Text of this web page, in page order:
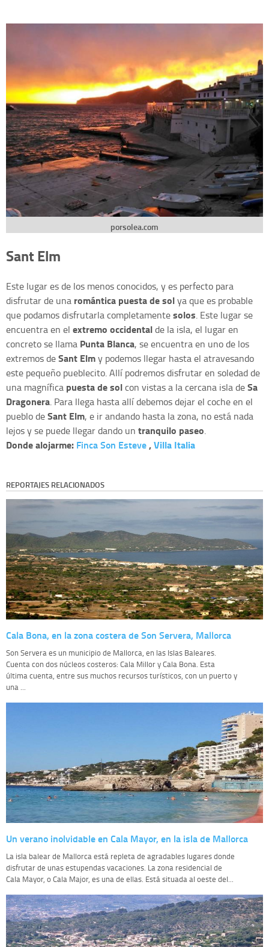
porsolea.com
Sant Elm
Este lugar es de los menos conocidos, y es perfecto para
disfrutar de una romántica puesta de solya que es probable
que podamos disfrutarla completamentesolos. Este lugar se
encuentra en el extremo occidentalde la isla, el lugar en
concreto se llama Punta Blanca, se encuentra en uno de los
extremos deSant Elmy podemos llegar hasta el atravesando
este pequeño pueblecito. Allí podremos disfrutar en soledad de
una magnífica puesta de solcon vistas a la cercana isla deSa
Dragonera. Para llega hasta allí debemos dejar el coche en el
pueblo deSant Elm, e ir andando hasta la zona, no está nada
lejos y se puede llegar dando un tranquilo paseo.
Donde alojarme: Finca Son Esteve,Villa Italia
REPORTAJES RELACIONADOS
Cala Bona, en la zona costera de Son Servera, Mallorca
Son Servera es un municipio de Mallorca, en las Islas Baleares.
Cuenta con dos núcleos costeros: Cala Millor y Cala Bona. Esta
última cuenta, entre sus muchos recursos turísticos, con un puerto y
una ...
Un verano inolvidable en Cala Mayor, en la isla de Mallorca
La isla balear de Mallorca está repleta de agradables lugares donde
disfrutar de unas estupendas vacaciones. La zona residencial de
Cala Mayor, o Cala Major, es una de ellas. Está situada al oeste del...